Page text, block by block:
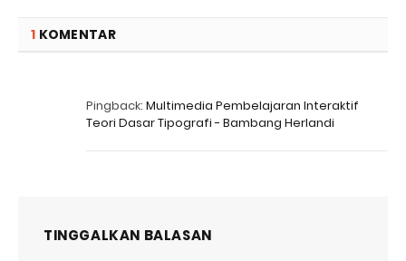
1 KOMENTAR
Pingback: Multimedia Pembelajaran Interaktif
Teori Dasar Tipografi - Bambang Herlandi
TINGGALKAN BALASAN